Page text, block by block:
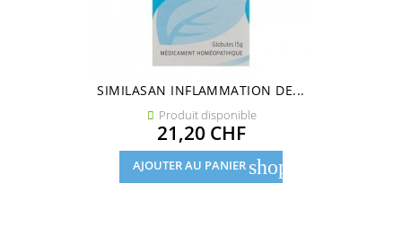
SIMILASAN INFLAMMATION DE...
 Produit disponible
Prix
21,20 CHF
AJOUTER AU PANIER shopping_cart